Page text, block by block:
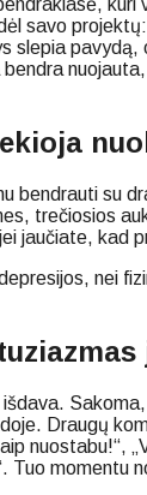
savo
slepia
bendrauti su
trečiosios
jaučiate, kad
nei
Draugų
nuostabu!“,
momentu